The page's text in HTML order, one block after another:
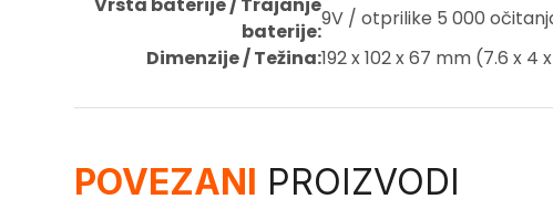
Vrsta baterije / Trajanje
baterije:
9V / otprilike 5 000
Dimenzije / Težina:192 x 102 x 67 mm (7.6 x 4
POVEZANI PROIZVODI